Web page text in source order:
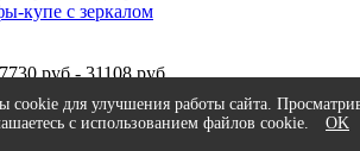
для улучшения работы сайта.
с использованием файлов cookie.
OK
купе с зеркалом
руб - 31108 руб